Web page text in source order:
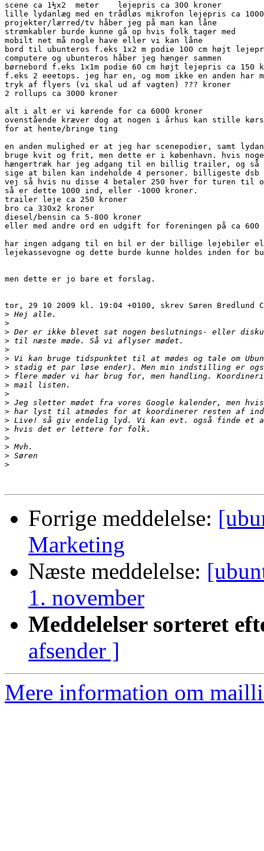
scene ca 1½x2  meter	lejepris ca 300 kroner
lille lydanlæg med en trådløs mikrofon lejepris ca
projekter/lærred/tv håber jeg på man kan låne
strømkabler burde kunne gå op hvis folk tager med
mobilt net må nogle have eller vi kan låne
bord til ubunteros f.eks 1x2 m podie 100 cm højt
computere og ubunteros håber jeg hænger sammen
børnebord f.eks 1x1m podie 60 cm højt lejepris ca 150
f.eks 2 eeetops. jeg har en, og mom ikke en anden har
tryk af flyers (vi skal ud af vagten) ??? kroner
2 rollups ca 3000 kroner
alt i alt er vi kørende for ca 6000 kroner
ovenstående kræver dog at nogen i århus kan stille
for at hente/bringe ting
en anden mulighed er at jeg har scenepodier, samt
bruge kvit og frit, men dette er i københavn. hvis
hængertræk har jeg adgang til en billig trailer, og så
sige at bilen kan indeholde 4 personer. billigeste dsb
vej så hvis nu disse 4 betaler 250 hver for turen til
så er dette 1000 ind, eller -1000 kroner.
trailer leje ca 250 kroner
bro ca 330x2 kroner
diesel/bensin ca 5-800 kroner
eller med andre ord en udgift for foreningen på ca 600
har ingen adgang til en bil er der billige lejebiler
lejekassevogne og dette burde kunne holdes inden for
men dette er jo bare et forslag.
tor, 29 10 2009 kl. 19:04 +0100, skrev Søren Bredlund
>
>
>
>
>
>
>
>
>
>
>
>
>
>
>
>
>
>
Forrige meddelelse:
Marketing
Næste meddelelse:
1. november
Meddelelser sorteret
afsender ]
Mere information om